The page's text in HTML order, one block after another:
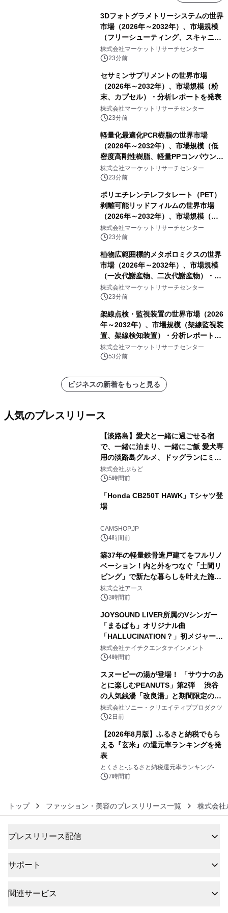
3Dフォトグラメトリーシステムの世界
市場（2026年～2032年）、市場規模
（フリーシューティング、スキャニン
グ、その他）・分析レポートを発表
株式会社マーケットリサーチセンター
23分前
セサミンサプリメントの世界市場
（2026年～2032年）、市場規模（粉
末、カプセル）・分析レポートを発表
株式会社マーケットリサーチセンター
23分前
軽量化最適化PCR樹脂の世界市場
（2026年～2032年）、市場規模（低
密度高剛性樹脂、軽量PPコンパウン
ド、強化軽量ブレンド、軽量PCR
PA、その他）・分析レポートを発表
株式会社マーケットリサーチセンター
23分前
ポリエチレンテレフタレート（PET）
剥離可能リッドフィルムの世界市場
（2026年～2032年）、市場規模（ヒ
ートシールタイプ、コールドシールタ
イプ、粘着タイプ）・分析レポートを
株式会社マーケットリサーチセンター
23分前
植物広範囲標的メタボロミクスの世界
市場（2026年～2032年）、市場規模
（一次代謝産物、二次代謝産物）・分
析レポートを発表
株式会社マーケットリサーチセンター
23分前
架線点検・監視装置の世界市場（2026
年～2032年）、市場規模（架線監視装
置、架線検知装置）・分析レポートを
発表
株式会社マーケットリサーチセンター
53分前
ビジネスの新着をもっと見る
人気のプレスリリース
【淡路島】愛犬と一緒に過ごせる宿
で、一緒に泊まり、一緒にご飯 愛犬専
用の淡路島グルメ、ドッグランにミニ
プール グランピングとトレーラーハウ
スの2施設で
株式会社ぷらど
5時間前
「Honda CB250T HAWK」Tシャツ登
場
CAMSHOP.JP
4時間前
築37年の軽量鉄骨造戸建てをフルリノ
ベーション！内と外をつなぐ「土間リ
ビング」で新たな暮らしを叶えた施工
事例を株式会社アースが公開
株式会社アース
3時間前
JOYSOUND LIVER所属のVシンガー
「まるぱも」オリジナル曲
「HALLUCINATION？」初メジャー配
信リリース決定！
株式会社テイチクエンタテインメント
4時間前
スヌーピーの湯が登場！ 「サウナのあ
とに楽しむPEANUTS」第2弾 渋谷
の人気銭湯「改良湯」と期間限定のコ
ラボレーション サウナイキタイコラ
ボグッズも発売決定！
株式会社ソニー・クリエイティブプロダクツ
2日前
【2026年8月版】ふるさと納税でもら
える『玄米』の還元率ランキングを発
表
とくさと-ふるさと納税還元率ランキング-
7時間前
トップ ファッション・美容のプレスリリース一覧 株式会社
プレスリリース配信
サポート
関連サービス